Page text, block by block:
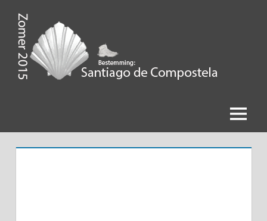
naar
inhoudZomer
2015,
Santiago
Menu